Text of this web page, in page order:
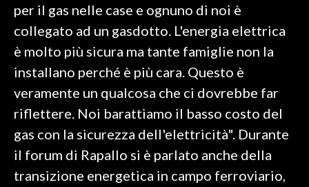
per il gas nelle case e ognuno di noi è
collegato ad un gasdotto. L'energia elettrica
è molto più sicura ma tante famiglie non la
installano perché è più cara. Questo è
veramente un qualcosa che ci dovrebbe far
riflettere. Noi barattiamo il basso costo del
gas con la sicurezza dell'elettricità". Durante
il forum di Rapallo si è parlato anche della
transizione energetica in campo ferroviario,